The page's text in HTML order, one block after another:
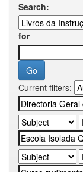
Search:
for
Current filters: